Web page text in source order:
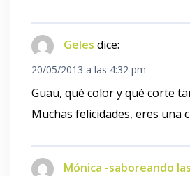
Geles dice:
20/05/2013 a las 4:32 pm
Guau, qué color y qué corte
Muchas felicidades, eres una
Mónica -saboreando